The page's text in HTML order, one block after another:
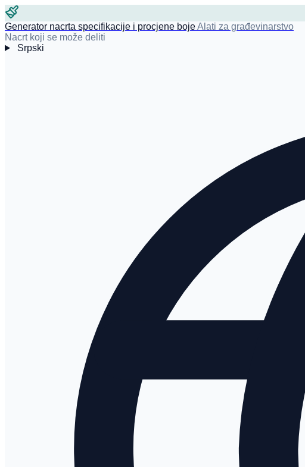
Generator nacrta specifikacije i procjene bojeAlati za građevinarstvo
Nacrt koji se može deliti
Srpski